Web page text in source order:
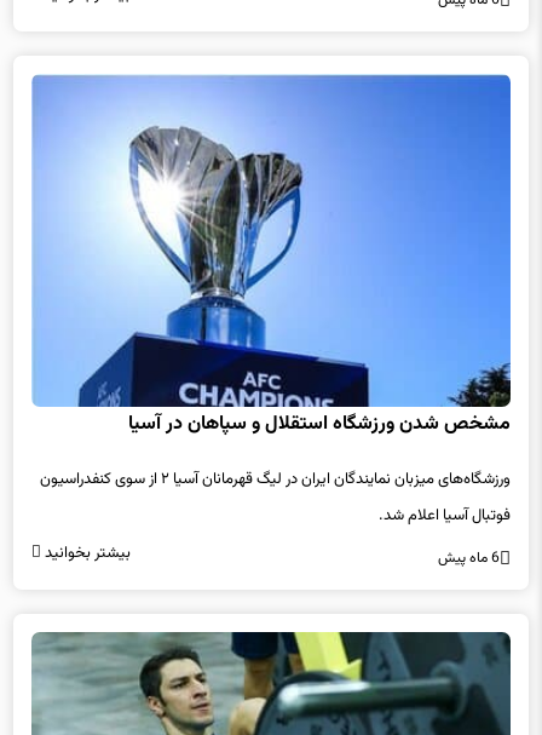
مشخص شدن ورزشگاه استقلال و سپاهان در آسیا
ورزشگاه‌های میزبان نمایندگان ایران در لیگ قهرمانان آسیا ۲ از سوی کنفدراسیون
فوتبال آسیا اعلام شد.
6 ماه پیش بیشتر بخوانید